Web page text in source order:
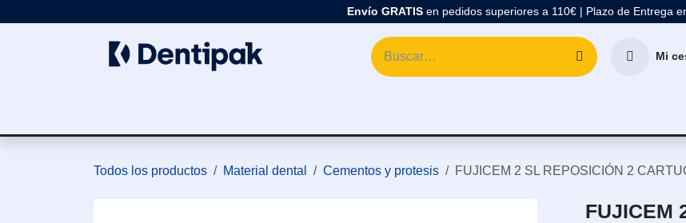
Envío GRATIS en pedidos superiores a 110€ | Plazo de Entrega
Mi
Todos los productos Material dental Cementos y protesis FUJICEM 2 SL REPOSICIÓN 2
FUJICEM